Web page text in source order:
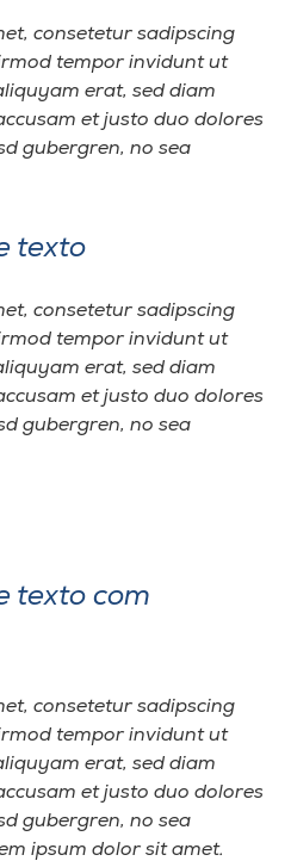
consetetur sadipscing
tempor invidunt ut
erat, sed diam
et justo duo dolores
gubergren, no sea
texto
consetetur sadipscing
tempor invidunt ut
erat, sed diam
et justo duo dolores
gubergren, no sea
texto com
consetetur sadipscing
tempor invidunt ut
erat, sed diam
et justo duo dolores
gubergren, no sea
ipsum dolor sit amet.